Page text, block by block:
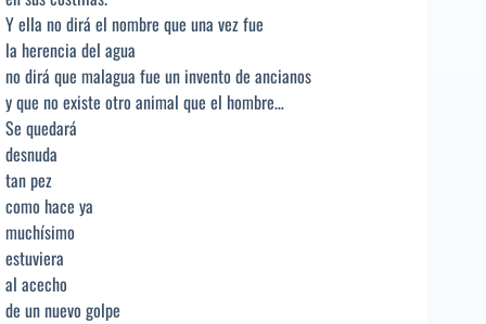
Y ella no dirá el nombre que una vez fue
la herencia del agua
no dirá que malagua fue un invento de ancianos
y que no existe otro animal que el hombre…
Se quedará
desnuda
tan pez
como hace ya
muchísimo
estuviera
al acecho
de un nuevo golpe